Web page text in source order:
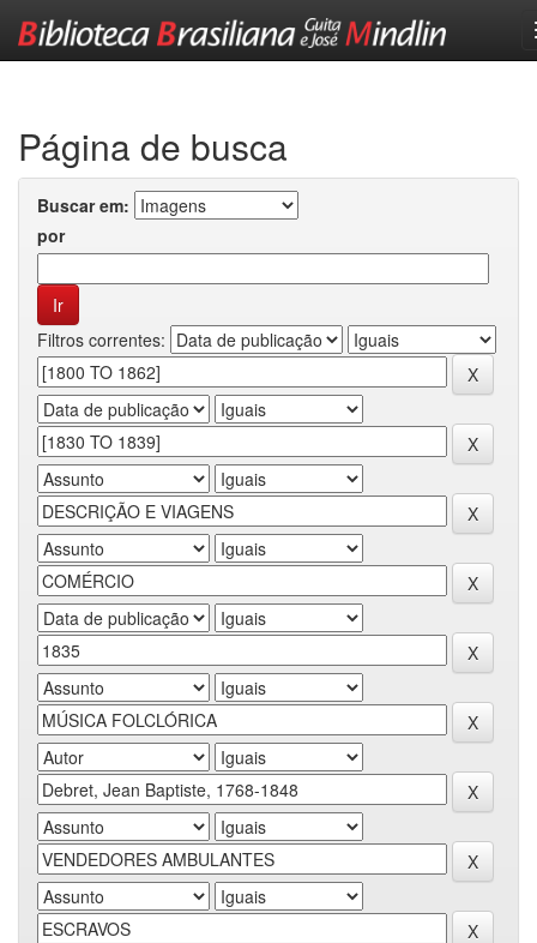
Página de busca
Buscar em:
por
Filtros correntes: